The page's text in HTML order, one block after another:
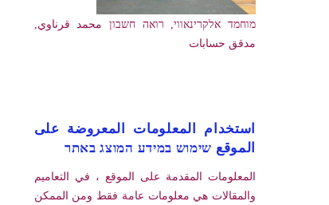
מוחמד אלקרינאווי, רואה חשבון محمد قرناوي,
مدقق حسابات
استخدام المعلومات المعروضة على
الموقع שימוש במידע המוצג באתר
المعلومات المقدمة على الموقع ، في التعاميم
والمقالات هي معلومات عامة فقط ومن الممكن